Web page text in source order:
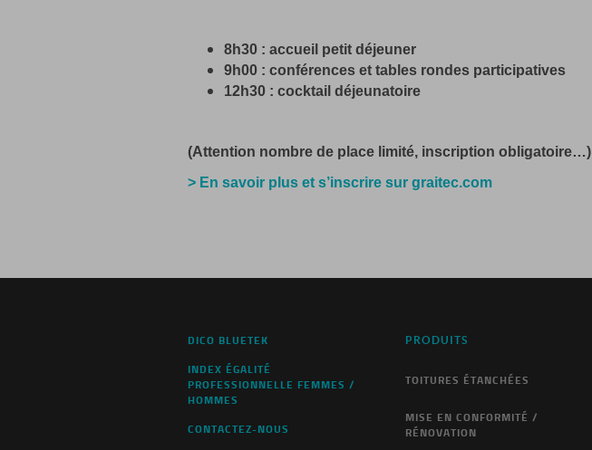
8h30 : accueil petit déjeuner
9h00 : conférences et tables rondes participatives
12h30 : cocktail déjeunatoire
(Attention nombre de place limité, inscription obligatoire…)
> En savoir plus et s’inscrire sur graitec.com
DICO BLUETEK
INDEX ÉGALITÉ
PROFESSIONNELLE FEMMES /
HOMMES
CONTACTEZ-NOUS
PRODUITS
TOITURES ÉTANCHÉES
MISE EN CONFORMITÉ /
RÉNOVATION